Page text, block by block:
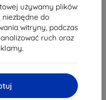
używamy plików
niezbędne do
witryny, podczas
ruch oraz